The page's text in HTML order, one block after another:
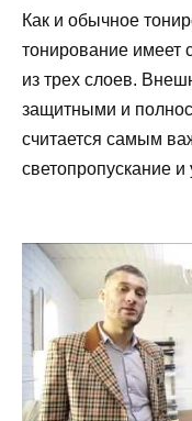
Как и обычное
тонирование имеет
из трех слоев.
защитными и
считается самым
светопропускание